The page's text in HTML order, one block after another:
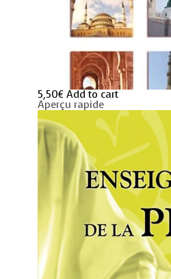
5,50€ Add to cart
Aperçu rapide